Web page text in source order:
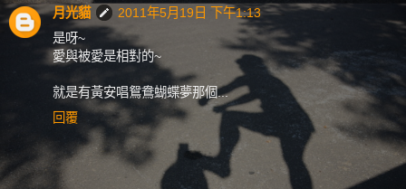
月光貓
2011年5月19日 下午1:13
是呀~
愛與被愛是相對的~
就是有黃安唱鴛鴦蝴蝶夢那個...
回覆